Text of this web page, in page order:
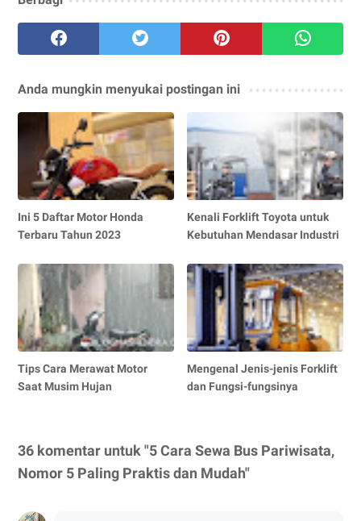
Anda mungkin menyukai postingan ini
Ini 5 Daftar Motor Honda
Terbaru Tahun 2023
Kenali Forklift Toyota untuk
Kebutuhan Mendasar Industri
Tips Cara Merawat Motor
Saat Musim Hujan
Mengenal Jenis-jenis Forklift
dan Fungsi-fungsinya
36 komentar untuk "5 Cara Sewa Bus Pariwisata,
Nomor 5 Paling Praktis dan Mudah"